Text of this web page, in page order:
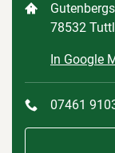
78532
In Google
07461